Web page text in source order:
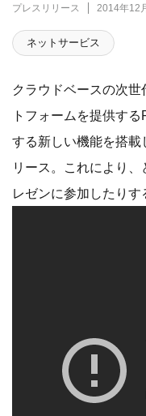
プレスリリース 2014年12
ネットサービス
クラウドベースの次
トフォームを提供す
する新しい機能を搭載
リース。これにより
レゼンに参加したりす